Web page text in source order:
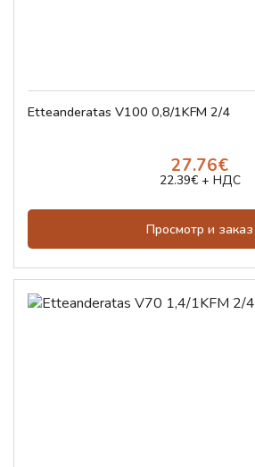
Etteanderatas V100 0,8/1KFM 2/4
27.76€
22.39€ + НДС
Просмотр и заказ